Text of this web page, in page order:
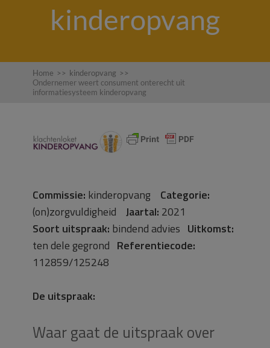
kinderopvang
Home >> kinderopvang >>
Ondernemer weert consument onterecht uit
informatiesysteem kinderopvang
Commissie: kinderopvang Categorie:
(on)zorgvuldigheid Jaartal: 2021
Soort uitspraak: bindend advies Uitkomst:
ten dele gegrond Referentiecode:
112859/125248
De uitspraak:
Waar gaat de uitspraak over